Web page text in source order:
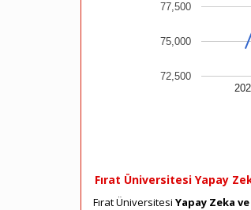
72,500
75,000
77,500
Fırat Üniversitesi Yapay
Fırat Üniversitesi Yapay Zeka